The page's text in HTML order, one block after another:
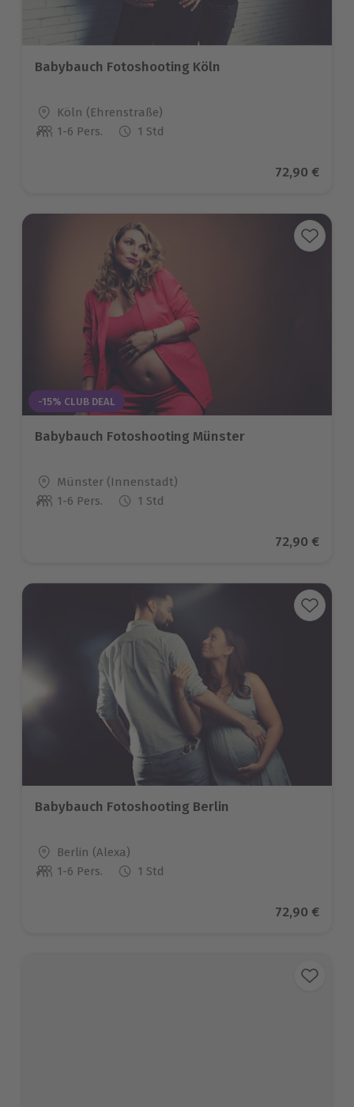
Babybauch Fotoshooting Köln
Standort
Köln (Ehrenstraße)
Anzahl der Teilnehmer
1-6 Pers. 1 Std
Aktueller
72,90 €
-15% CLUB DEAL
Babybauch Fotoshooting Münster
Standort
Münster (Innenstadt)
Anzahl der Teilnehmer
1-6 Pers. 1 Std
Aktueller
72,90 €
Babybauch Fotoshooting Berlin
Standort
Berlin (Alexa)
Anzahl der Teilnehmer
1-6 Pers. 1 Std
Aktueller
72,90 €